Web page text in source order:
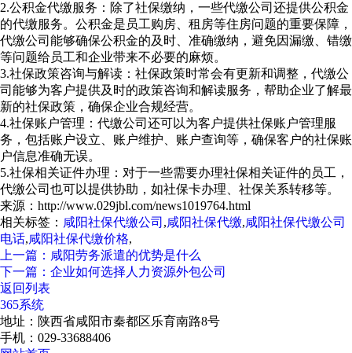
2.公积金代缴服务：除了社保缴纳，一些代缴公司还提供公积金
的代缴服务。公积金是员工购房、租房等住房问题的重要保障，
代缴公司能够确保公积金的及时、准确缴纳，避免因漏缴、错缴
等问题给员工和企业带来不必要的麻烦。
3.社保政策咨询与解读：社保政策时常会有更新和调整，代缴公
司能够为客户提供及时的政策咨询和解读服务，帮助企业了解最
新的社保政策，确保企业合规经营。
4.社保账户管理：代缴公司还可以为客户提供社保账户管理服
务，包括账户设立、账户维护、账户查询等，确保客户的社保账
户信息准确无误。
5.社保相关证件办理：对于一些需要办理社保相关证件的员工，
代缴公司也可以提供协助，如社保卡办理、社保关系转移等。
来源：http://www.029jbl.com/news1019764.html
相关标签： 咸阳社保代缴公司 ,咸阳社保代缴,咸阳社保代缴公司
电话,咸阳社保代缴价格,
上一篇：咸阳劳务派遣的优势是什么
下一篇：企业如何选择人力资源外包公司
返回列表
365系统
地址：陕西省咸阳市秦都区乐育南路8号
手机：029-33688406